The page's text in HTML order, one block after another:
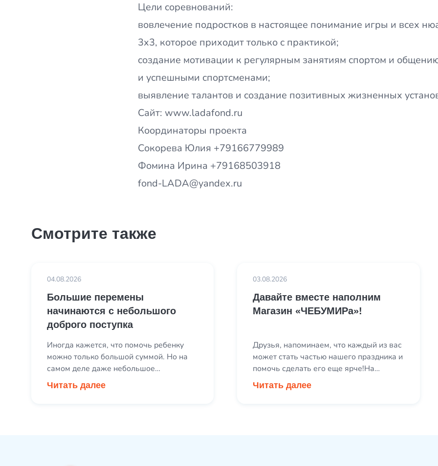
Цели соревнований:
вовлечение подростков в настоящее понимание игры и всех
3х3, которое приходит только с практикой;
создание мотивации к регулярным занятиям спортом и
и успешными спортсменами;
выявление талантов и создание позитивных жизненных
Сайт: www.ladafond.ru
Координаторы проекта
Сокорева Юлия +79166779989
Фомина Ирина +79168503918
fond-LADA@yandex.ru
Смотрите также
Большие перемены
начинаются с небольшого
доброго поступка
04.08.2026
Иногда кажется, что помочь ребенку
можно только большой суммой. Но на
самом деле даже небольшое
пожертвование становится частью
большого доброго дела. 187 рублей —
Читать далее
Давайте вместе наполним
Магазин «ЧЕБУМИРа»!
03.08.2026
Друзья, напоминаем, что каждый из вас
может стать частью нашего праздника и
помочь сделать его еще ярче!На
«ЧЕБУМИРЕ» ребята зарабатывают
собственную внутреннюю валюту —
Читать далее